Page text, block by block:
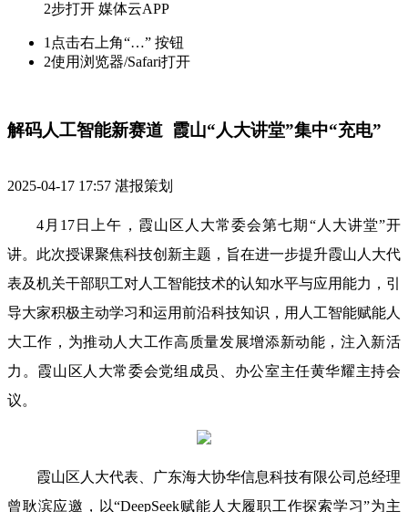
2步打开 媒体云APP
1 点击右上角“…” 按钮
2使用浏览器/Safari打开
解码人工智能新赛道  霞山“人大讲堂”集中“充电”
2025-04-17 17:57 湛报策划
4月17日上午，霞山区人大常委会第七期“人大讲堂”开
讲。此次授课聚焦科技创新主题，旨在进一步提升霞山人大代
表及机关干部职工对人工智能技术的认知水平与应用能力，引
导大家积极主动学习和运用前沿科技知识，用人工智能赋能人
大工作，为推动人大工作高质量发展增添新动能，注入新活
力。霞山区人大常委会党组成员、办公室主任黄华耀主持会
议。
霞山区人大代表、广东海大协华信息科技有限公司总经理
曾耿滨应邀，以“DeepSeek赋能人大履职工作探索学习”为主